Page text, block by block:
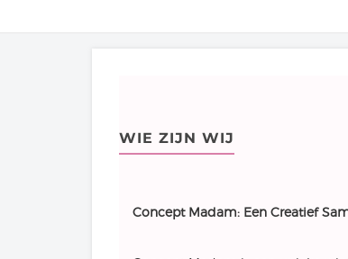
WIE ZIJN WIJ
Concept Madam: Een Creatief